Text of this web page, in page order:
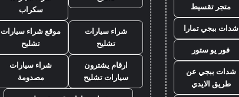
متجر تقسيط
شدات ببجي تمارا
فور يو ستور
شدات ببجي عن
طريق الايدي
سكراب
شراء سيارات
تشليح
موقع شراء سيارات
تشليح
ارقام يشترون
سيارات تشليح
شراء سيارات
مصدومة